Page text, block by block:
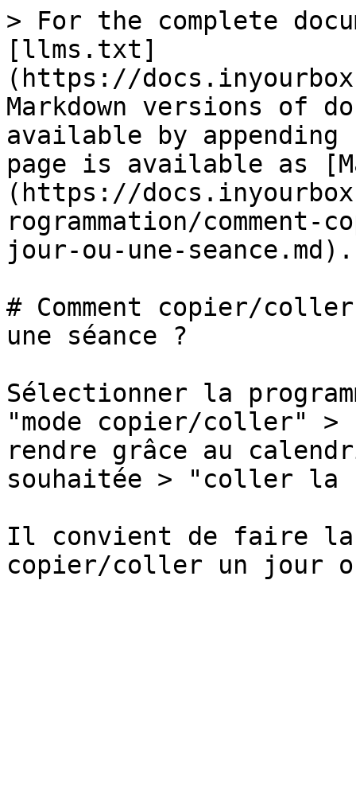
> For the complete
[llms.txt]
(https://
Markdown versions of
available by
page is available as
(https://
rogrammation/
jour-ou-une-seance.md).
# Comment copier/
une séance ?
Sélectionner la
"mode copier/coller" >
rendre grâce au
souhaitée > "coller la
Il convient de faire la